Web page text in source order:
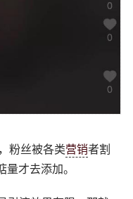
粉丝被各类营销者割
才去添加。